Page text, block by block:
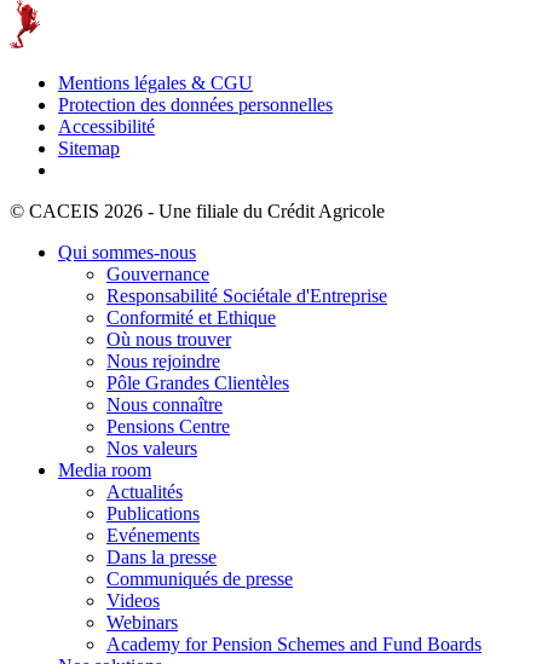
Mentions légales & CGU
Protection des données personnelles
Accessibilité
Sitemap
© CACEIS 2026 - Une filiale du Crédit Agricole
Qui sommes-nous
Gouvernance
Responsabilité Sociétale d'Entreprise
Conformité et Ethique
Où nous trouver
Nous rejoindre
Pôle Grandes Clientèles
Nous connaître
Pensions Centre
Nos valeurs
Media room
Actualités
Publications
Evénements
Dans la presse
Communiqués de presse
Videos
Webinars
Academy for Pension Schemes and Fund Boards